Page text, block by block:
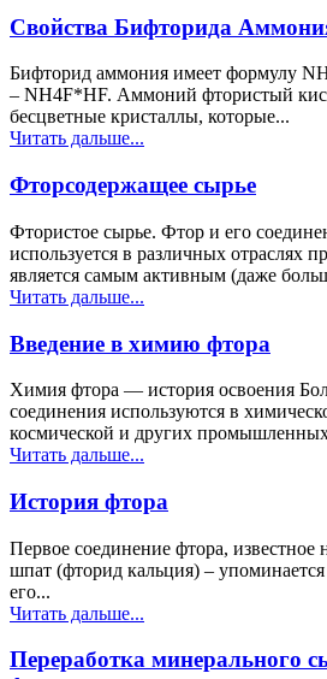
Свойства Бифторида
Бифторид аммония имеет формулу
– NH4F*HF. Аммоний фтористый
бесцветные кристаллы, которые...
Читать дальше...
Фторсодержащее сырье
Фтористое сырье. Фтор и его
используется в различных отраслях
является самым активным (даже
Читать дальше...
Введение в химию фтора
Химия фтора — история освоения
соединения используются в
космической и других
Читать дальше...
История фтора
Первое соединение фтора, известное
шпат (фторид кальция) – упоминается
его...
Читать дальше...
Переработка минерального